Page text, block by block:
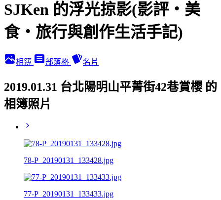
SJKen 的浮光掠影(影評‧美
食‧旅行與創作生活手記)
相簿 部落格 名片
2019.01.31 台北陽明山平菁街42巷賞櫻 的
相簿照片
78-P_20190131_133428.jpg
77-P_20190131_133433.jpg